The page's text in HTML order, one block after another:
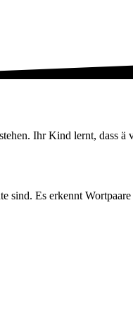
Ihr Kind lernt, dass
sind. Es erkennt